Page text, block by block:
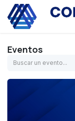
Ir al contenido
Eventos